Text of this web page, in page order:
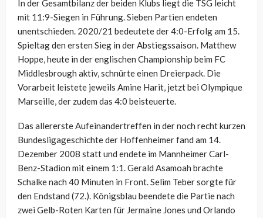
In der Gesamtbilanz der beiden Klubs liegt die TSG leicht
mit 11:9-Siegen in Führung. Sieben Partien endeten
unentschieden. 2020/21 bedeutete der 4:0-Erfolg am 15.
Spieltag den ersten Sieg in der Abstiegssaison. Matthew
Hoppe, heute in der englischen Championship beim FC
Middlesbrough aktiv, schnürte einen Dreierpack. Die
Vorarbeit leistete jeweils Amine Harit, jetzt bei Olympique
Marseille, der zudem das 4:0 beisteuerte.
Das allererste Aufeinandertreffen in der noch recht kurzen
Bundesligageschichte der Hoffenheimer fand am 14.
Dezember 2008 statt und endete im Mannheimer Carl-
Benz-Stadion mit einem 1:1. Gerald Asamoah brachte
Schalke nach 40 Minuten in Front. Selim Teber sorgte für
den Endstand (72.). Königsblau beendete die Partie nach
zwei Gelb-Roten Karten für Jermaine Jones und Orlando